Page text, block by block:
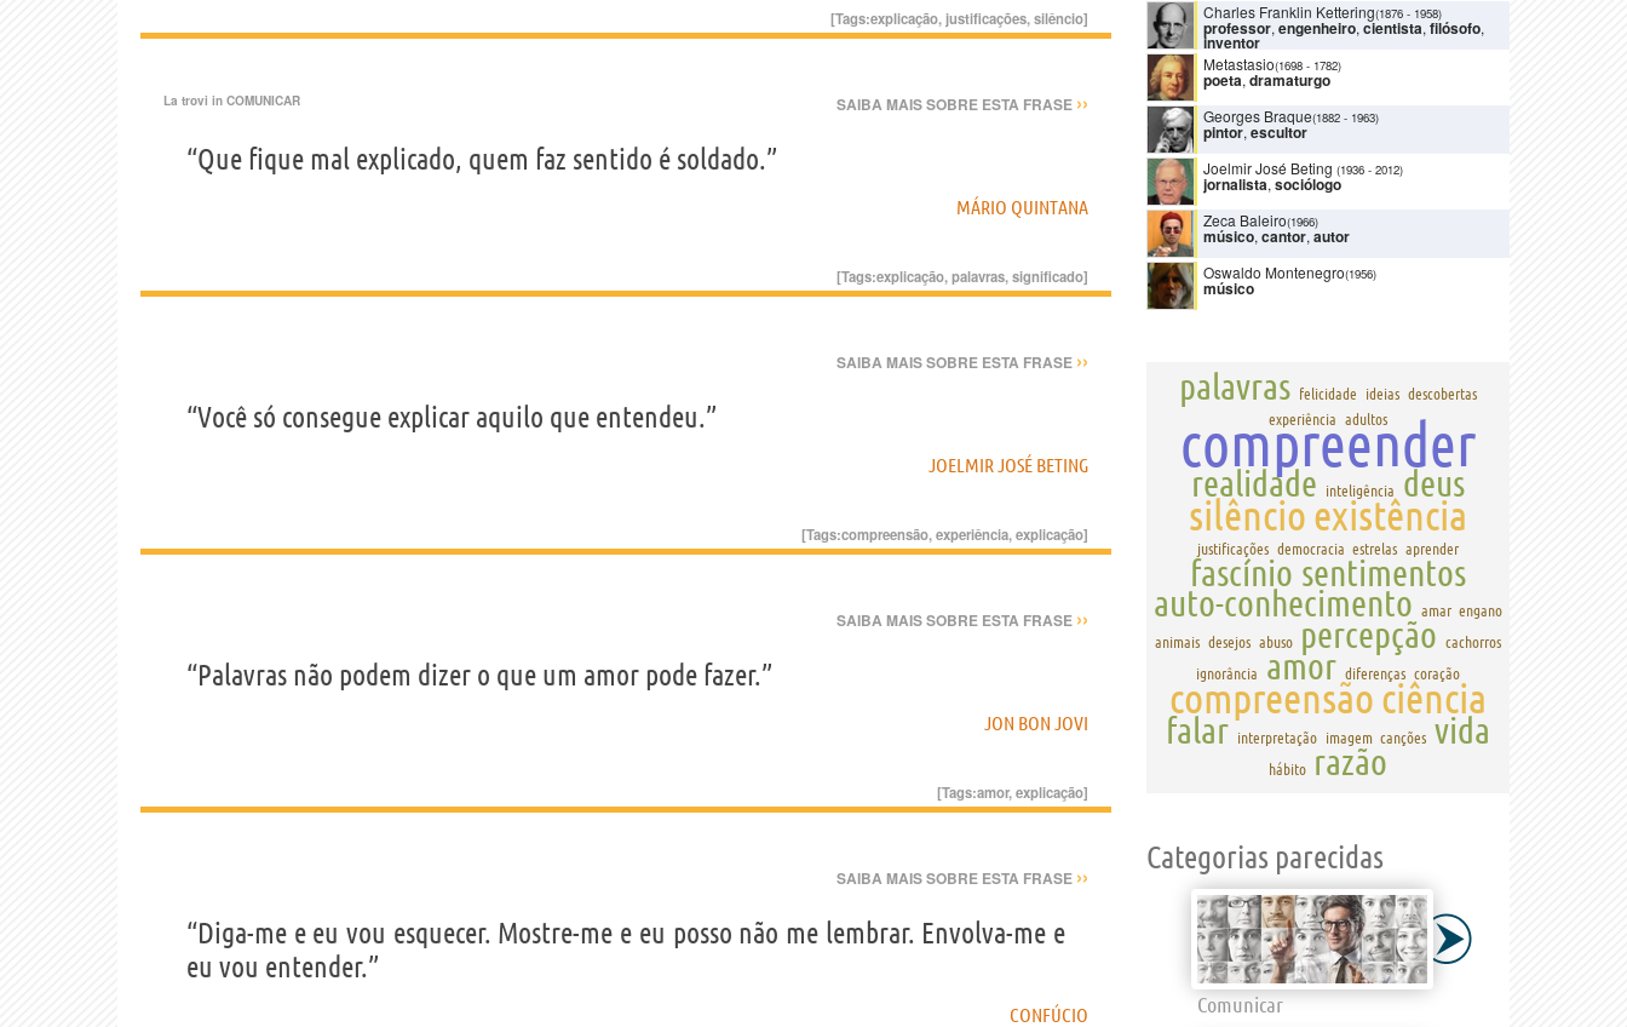
[Tags:explicação, justificações,silêncio]
La trovi in COMUNICAR SAIBA MAIS SOBRE ESTA FRASE ››
“Que fique mal explicado, quem faz sentido é soldado.”
MÁRIO QUINTANA
[Tags:explicação,palavras,significado]
SAIBA MAIS SOBRE ESTA FRASE ››
“Você só consegue explicar aquilo que entendeu.”
JOELMIR JOSÉ BETING
[Tags:compreensão,experiência,explicação]
SAIBA MAIS SOBRE ESTA FRASE ››
“Palavras não podem dizer o que um amor pode fazer.”
JON BON JOVI
[Tags:amor,explicação]
SAIBA MAIS SOBRE ESTA FRASE ››
“Diga-me e eu vou esquecer. Mostre-me e eu posso não me lembrar. Envolva-me e
eu vou entender.”
CONFÚCIO
Charles Franklin Kettering(1876 - 1958)
professor, engenheiro, cientista, filósofo,
inventor
Metastasio(1698 - 1782)
poeta, dramaturgo
Georges Braque(1882 - 1963)
pintor, escultor
Joelmir José Beting (1936 - 2012)
jornalista, sociólogo
Zeca Baleiro(1966)
músico, cantor, autor
Oswaldo Montenegro(1956)
músico
palavras felicidade ideias descobertas
experiência adultos
compreender
realidade inteligência deus
silêncio existência
justificações democracia estrelas aprender
fascínio sentimentos
auto-conhecimento amar engano
animais desejos abuso percepção cachorros
ignorância
amor diferenças coração
compreensão ciência
falar interpretação imagem canções vida
hábito razão
Categorias parecidas
Comunicar